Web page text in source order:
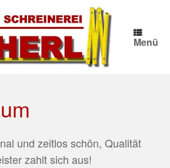
Menü
und zeitlos schön, Qualität
zahlt sich aus!